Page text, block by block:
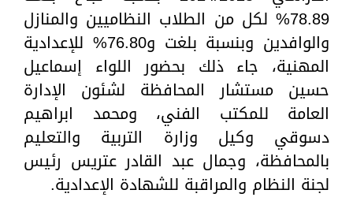
78.89% لكل من الطلاب النظاميين والمنازل
والوافدين وبنسبة بلغت و76.80% للإعدادية
المهنية، جاء ذلك بحضور اللواء إسماعيل
حسين مستشار المحافظة لشئون الإدارة
العامة للمكتب الفني، ومحمد ابراهيم
دسوقي وكيل وزارة التربية والتعليم
بالمحافظة، وجمال عبد القادر عتريس رئيس
لجنة النظام والمراقبة للشهادة الإعدادية.